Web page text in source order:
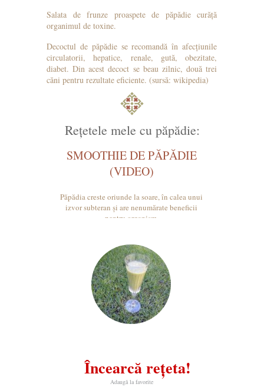
Salata de frunze proaspete de păpădie curăță
organimul de toxine.
Decoctul de păpădie se recomandă în afecțiunile
circulatorii, hepatice, renale, gută, obezitate,
diabet. Din acest decoct se beau zilnic, două trei
căni pentru rezultate eficiente. (sursă: wikipedia)
Rețetele mele cu păpădie:
SMOOTHIE DE PĂPĂDIE
(VIDEO)
Păpădia creste oriunde la soare, în calea unui
izvor subteran și are nenumărate beneficii
pentru organism.
Încearcă rețeta!
Adaugă la favorite